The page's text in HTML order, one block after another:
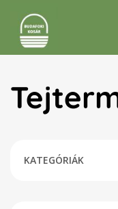
KATEGÓRIÁK